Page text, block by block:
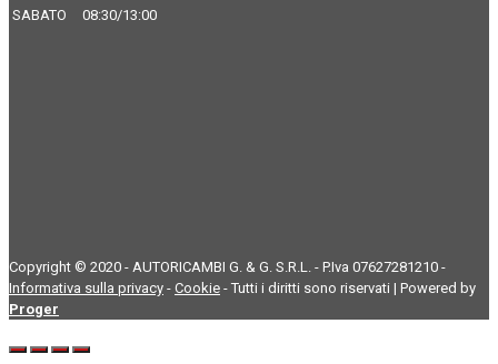
SABATO
08:30/13:00
Copyright © 2020 - AUTORICAMBI G. & G. S.R.L. - P.Iva 07627281210 -
Informativa sulla privacy - Cookie - Tutti i diritti sono riservati | Powered by
Proger